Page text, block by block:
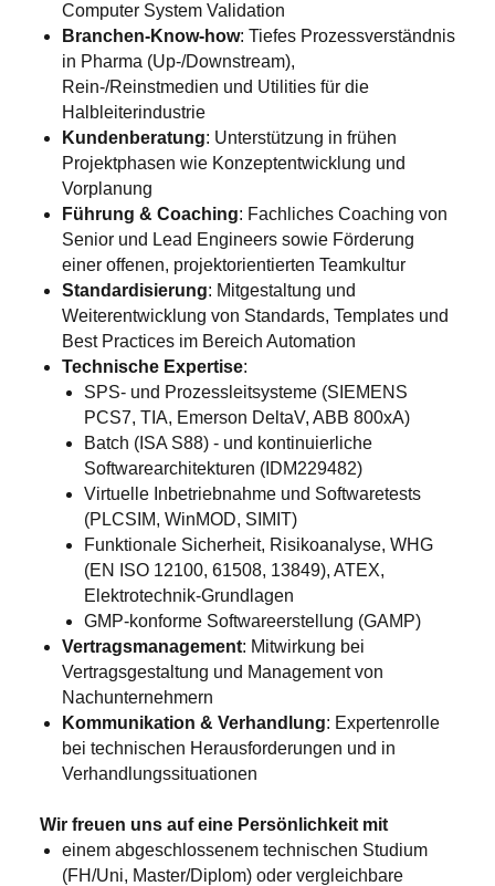
Computer System Validation
Branchen-Know-how: Tiefes Prozessverständnis
in Pharma (Up-/Downstream),
Rein-/Reinstmedien und Utilities für die
Halbleiterindustrie
Kundenberatung: Unterstützung in frühen
Projektphasen wie Konzeptentwicklung und
Vorplanung
Führung & Coaching: Fachliches Coaching von
Senior und Lead Engineers sowie Förderung
einer offenen, projektorientierten Teamkultur
Standardisierung: Mitgestaltung und
Weiterentwicklung von Standards, Templates und
Best Practices im Bereich Automation
Technische Expertise:
SPS- und Prozessleitsysteme (SIEMENS
PCS7, TIA, Emerson DeltaV, ABB 800xA)
Batch (ISA S88) - und kontinuierliche
Softwarearchitekturen (IDM229482)
Virtuelle Inbetriebnahme und Softwaretests
(PLCSIM, WinMOD, SIMIT)
Funktionale Sicherheit, Risikoanalyse, WHG
(EN ISO 12100, 61508, 13849), ATEX,
Elektrotechnik-Grundlagen
GMP-konforme Softwareerstellung (GAMP)
Vertragsmanagement: Mitwirkung bei
Vertragsgestaltung und Management von
Nachunternehmern
Kommunikation & Verhandlung: Expertenrolle
bei technischen Herausforderungen und in
Verhandlungssituationen
Wir freuen uns auf eine Persönlichkeit mit
einem abgeschlossenem technischen Studium
(FH/Uni, Master/Diplom) oder vergleichbare